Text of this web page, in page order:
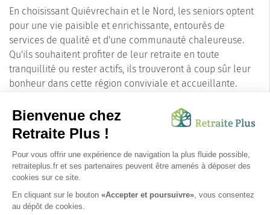
En choisissant Quiévrechain et le Nord, les seniors optent
pour une vie paisible et enrichissante, entourés de
services de qualité et d'une communauté chaleureuse.
Qu'ils souhaitent profiter de leur retraite en toute
tranquillité ou rester actifs, ils trouveront à coup sûr leur
bonheur dans cette région conviviale et accueillante.
authentique et ses services dédiés aux seniors, est une
véritable perle du Nord. Que ce soit pour s'installer dans
profiter de la quiétude du Nord, Quiévrechain est une
destination de choix pour les seniors à la recherche d'un
lieu de vie agréable et stimulant.